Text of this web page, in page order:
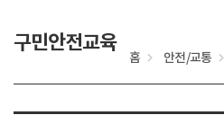
구민안전교육
홈 안전/교통